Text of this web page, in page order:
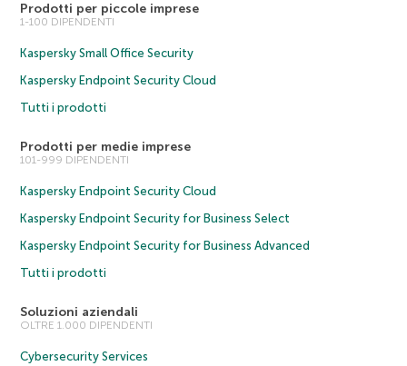
Prodotti per piccole imprese
1-100 DIPENDENTI
Kaspersky Small Office Security
Kaspersky Endpoint Security Cloud
Tutti i prodotti
Prodotti per medie imprese
101-999 DIPENDENTI
Kaspersky Endpoint Security Cloud
Kaspersky Endpoint Security for Business Select
Kaspersky Endpoint Security for Business Advanced
Tutti i prodotti
Soluzioni aziendali
OLTRE 1.000 DIPENDENTI
Cybersecurity Services